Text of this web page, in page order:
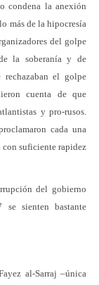
condena la anexión
más de la hipocresía
del golpe
la soberanía y de
rechazaban el golpe
cuenta de que
y pro-rusos.
cada una
con suficiente rapidez
del gobierno
sienten bastante
al-Sarraj –única